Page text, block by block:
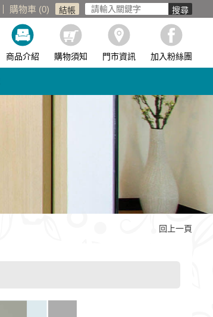
購物車 (0)
商品介紹 購物須知 門市資訊 加入粉絲團
回上一頁